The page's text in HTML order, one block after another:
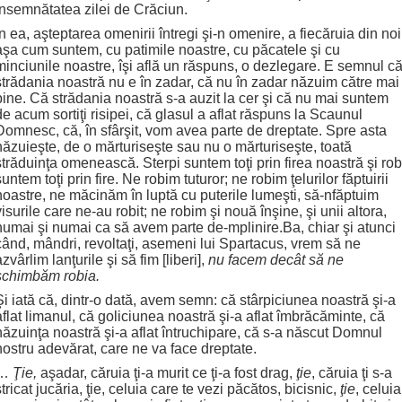
zilei de Crăciun.
ea, aşteptarea omenirii întregi şi-n omenire, a fiecăruia din
cum suntem, cu patimile noastre, cu păcatele şi cu
noastre, îşi află un răspuns, o dezlegare. E semnul că
noastră nu e în zadar, că nu în zadar năzuim către mai
Că strădania noastră s-a auzit la cer şi că nu mai suntem
acum sortiţi risipei, că glasul a aflat răspuns la Scaunul
că, în sfârşit, vom avea parte de dreptate. Spre asta
de o mărturiseşte sau nu o mărturiseşte, toată
omenească. Sterpi suntem toţi prin firea noastră şi
toţi prin fire. Ne robim tuturor; ne robim ţelurilor făptuirii
ne măcinăm în luptă cu puterile lumeşti, să-nfăptuim
care ne-au robit; ne robim şi nouă înşine, şi unii altora,
şi numai ca să avem parte de-mplinire.Ba, chiar şi atunci
mândri, revoltaţi, asemeni lui Spartacus, vrem să ne
lanţurile şi să fim [liberi], nu facem decât să ne
robia.
iată că, dintr-o dată, avem semn: că stârpiciunea noastră şi-a
limanul, că goliciunea noastră şi-a aflat îmbrăcăminte, că
noastră şi-a aflat întruchipare, că s-a născut Domnul
adevărat, care ne va face dreptate.
Ţie, aşadar, căruia ţi-a murit ce ţi-a fost drag, ţie, căruia ţi s-a
jucăria, ţie, celuia care te vezi păcătos, bicisnic, ţie, celuia